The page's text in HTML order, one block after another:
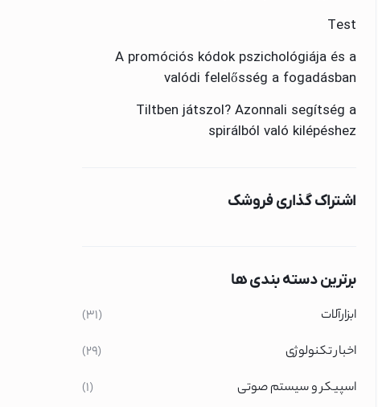
اس آی
Test
A promóciós kódok pszichológiája és a
valódi felelősség a fogadásban
Tiltben játszol? Azonnali segítség a
spirálból való kilépéshez
اشتراک گذاری فروشک
برترین دسته بندی ها
ابزارآلات
(31)
اخبار تکنولوژی
(29)
اسپیکر و سیستم صوتی
(1)